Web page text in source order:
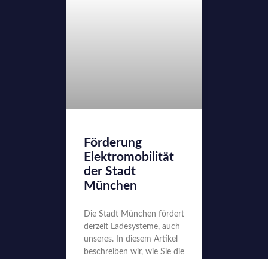
Förderung
Elektromobilität
der Stadt
München
Die Stadt München fördert
derzeit Ladesysteme, auch
unseres. In diesem Artikel
beschreiben wir, wie Sie die